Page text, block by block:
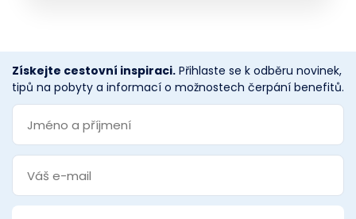
Získejte cestovní inspiraci. Přihlaste se k odběru novinek,
tipů na pobyty a informací o možnostech čerpání benefitů.